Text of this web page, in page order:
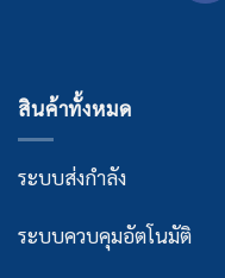
สินค้าทั้งหมด
ระบบส่งกำลัง
ระบบควบคุมอัตโนมัติ